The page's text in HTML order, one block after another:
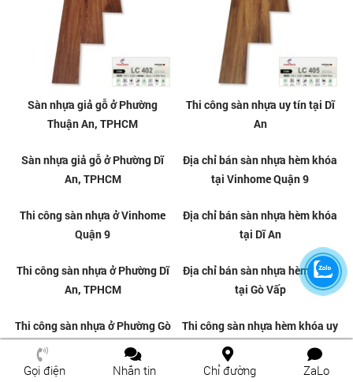
Sàn nhựa giả gỗ ở Phường
Thuận An, TPHCM
Thi công sàn nhựa uy tín tại Dĩ
An
An, TPHCM
tại Vinhome Quận 9
Gọi điện Nhắn tin Chỉ đường ZaLo